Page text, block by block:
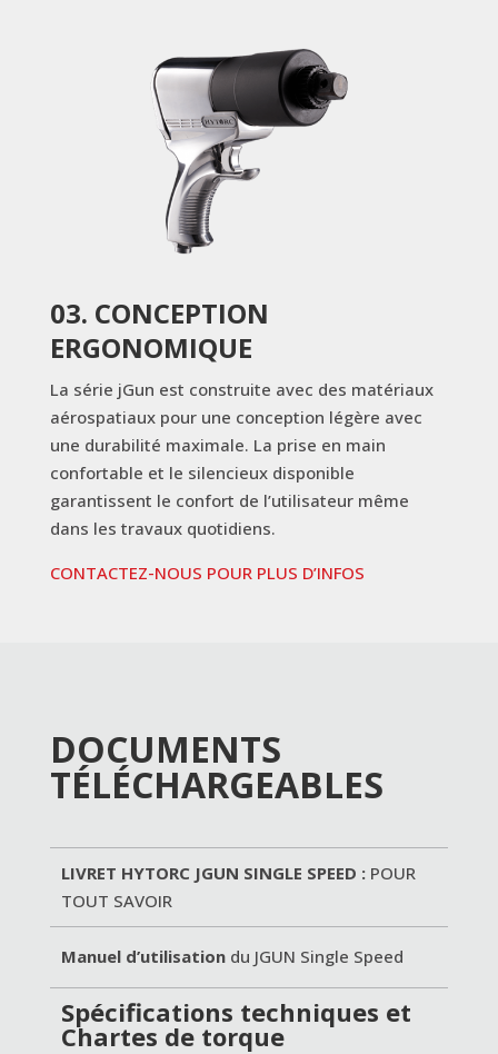
03. CONCEPTION
ERGONOMIQUE
La série jGun est construite avec des matériaux
aérospatiaux pour une conception légère avec
une durabilité maximale. La prise en main
confortable et le silencieux disponible
garantissent le confort de l’utilisateur même
dans les travaux quotidiens.
CONTACTEZ-NOUS POUR PLUS D’INFOS
DOCUMENTS
TÉLÉCHARGEABLES
LIVRET HYTORC JGUN SINGLE SPEED : POUR
TOUT SAVOIR
Manuel d’utilisationdu JGUN Single Speed
Spécifications techniques et
Chartes de torque